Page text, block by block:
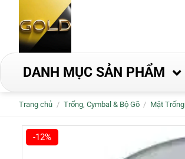
dung
DANH MỤC SẢN PHẨM
Trang chủ / Trống, Cymbal & Bộ Gõ / Mặt Trống
-12%